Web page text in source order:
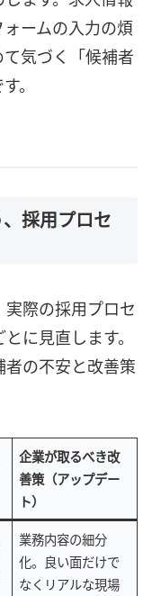
ームの入力の煩
気づく「候補者
。
採用プロセ
際の採用プロセ
に見直します。
の不安と改善策
企業が取るべき改
善策（アップデー
ト）
業務内容の細分
化。良い面だけで
なくリアルな現場